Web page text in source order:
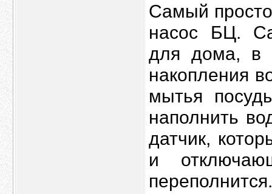
Самый
насос БЦ.
для дома, в
накопления
мытья
наполнить
датчик,
и